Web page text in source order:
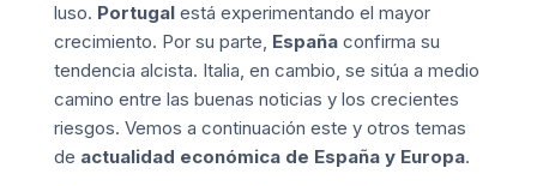
luso. Portugalestá experimentando el mayor
crecimiento. Por su parte, Españaconfirma su
tendencia alcista. Italia, en cambio, se sitúa a medio
camino entre las buenas noticias y los crecientes
riesgos. Vemos a continuación este y otros temas
de actualidad económica de España y Europa.